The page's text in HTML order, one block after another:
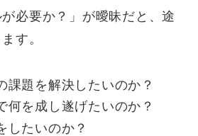
が必要か？」が曖昧だと、途
す。
課題を解決したいのか？
何を成し遂げたいのか？
したいのか？